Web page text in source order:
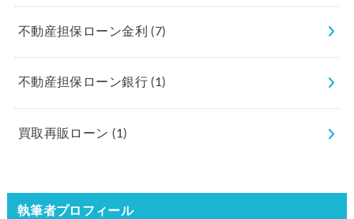
不動産担保ローン金利(7)
不動産担保ローン銀行(1)
買取再販ローン(1)
執筆者プロフィール